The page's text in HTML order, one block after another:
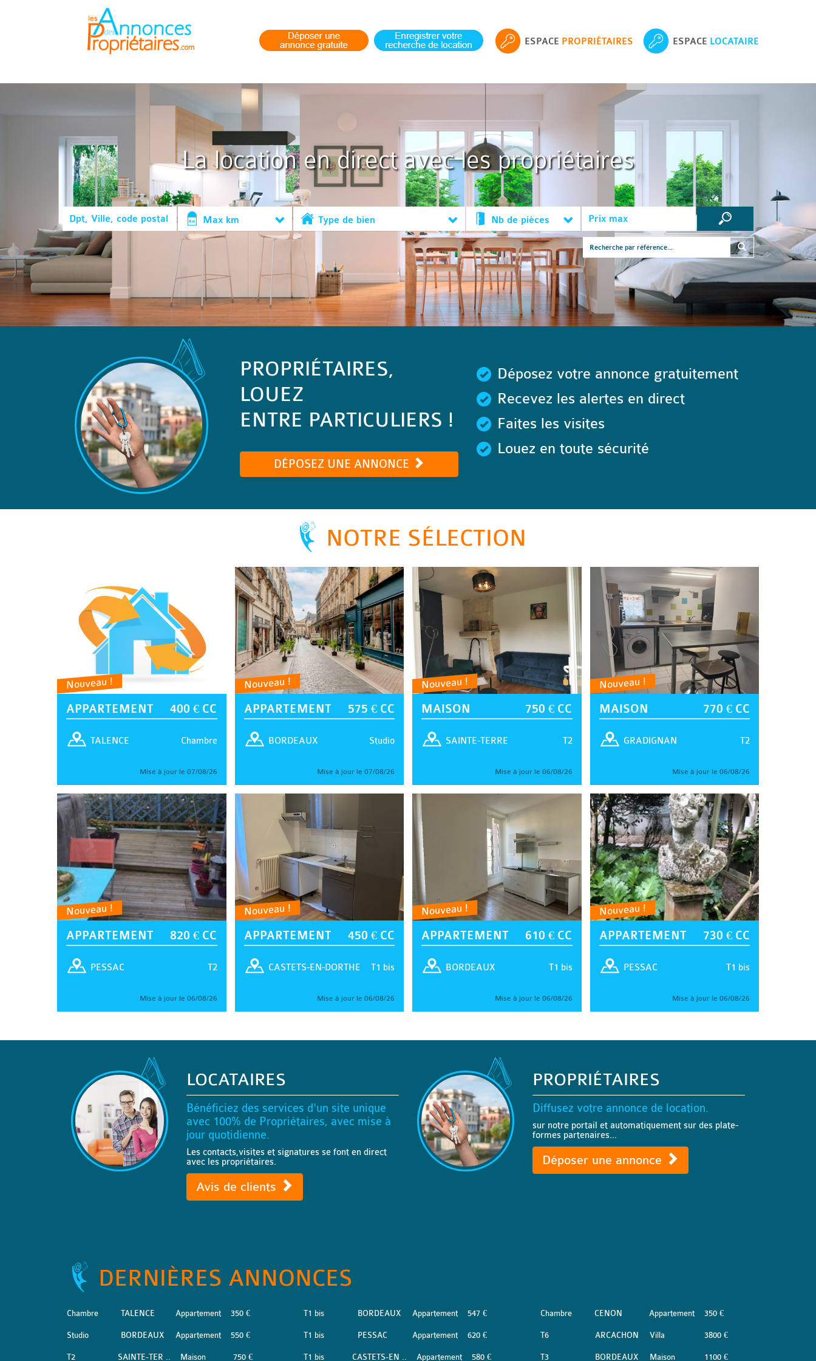
ESPACE PROPRIÉTAIRES ESPACE LOCATAIRE
La location en direct avec les propriétaires
Max km Type de bien Nb de pièces
PROPRIÉTAIRES,
LOUEZ
ENTRE PARTICULIERS !
DÉPOSEZ UNE ANNONCE
Déposez votre annonce gratuitement
Recevez les alertes en direct
Faites les visites
Louez en toute sécurité
NOTRE SÉLECTION
Nouveau !
APPARTEMENT 400 € CC
Chambre
TALENCE
Mise à jour le 07/08/26
Nouveau !
APPARTEMENT 575 € CC
Studio
BORDEAUX
Mise à jour le 07/08/26
Nouveau !
MAISON 750 € CC
T2
SAINTE-TERRE
Mise à jour le 06/08/26
Nouveau !
MAISON 770 € CC
T2
GRADIGNAN
Mise à jour le 06/08/26
Nouveau !
APPARTEMENT 820 € CC
T2
PESSAC
Mise à jour le 06/08/26
Nouveau !
APPARTEMENT 450 € CC
T1 bis
CASTETS-EN-DORTHE
Mise à jour le 06/08/26
Nouveau !
APPARTEMENT 610 € CC
T1 bis
BORDEAUX
Mise à jour le 06/08/26
Nouveau !
APPARTEMENT 730 € CC
T1 bis
PESSAC
Mise à jour le 06/08/26
LOCATAIRES
Bénéficiez des services d'un site unique
avec 100% de Propriétaires, avec mise à
jour quotidienne.
Les contacts,visites et signatures se font en direct
avec les propriétaires.
Avis de clients
PROPRIÉTAIRES
Diffusez votre annonce de location.
sur notre portail et automatiquement sur des plate-
formes partenaires...
Déposer une annonce
DERNIÈRES ANNONCES
Chambre TALENCE Appartement 350 €
Studio BORDEAUX Appartement 550 €
T2 SAINTE-TER .. Maison 750 €
T1 bis BORDEAUX Appartement 547 €
T1 bis PESSAC Appartement 620 €
T1 bis CASTETS-EN .. Appartement 580 €
Chambre CENON Appartement 350 €
T6 ARCACHON Villa 3800 €
T3 BORDEAUX Maison 1100 €